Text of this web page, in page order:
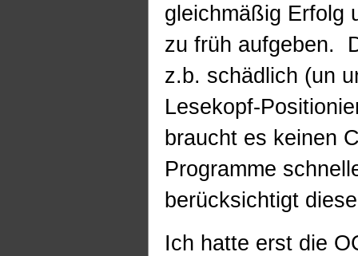
gleichmäßig Erfolg
zu früh aufgeben.
z.b. schädlich (un
Lesekopf-
braucht es keinen
Programme
berücksichtigt
Ich hatte erst die